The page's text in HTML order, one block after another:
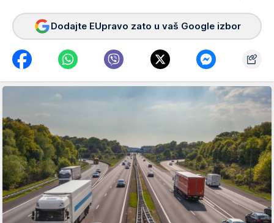
Dodajte EUpravo zato u vaš Google izbor